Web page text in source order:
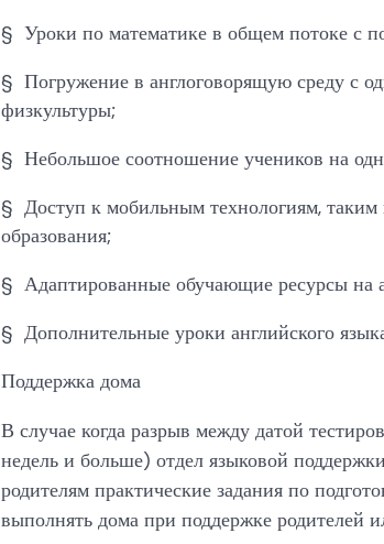
§ Уроки по математике в общем потоке с
§ Погружение в англоговорящую среду с
физкультуры;
§ Небольшое соотношение учеников на
§ Доступ к мобильным технологиям,
образования;
§ Адаптированные обучающие ресурсы на
§ Дополнительные уроки английского
Поддержка дома
В случае когда разрыв между датой
недель и больше) отдел языковой
родителям практические задания по
выполнять дома при поддержке родителей